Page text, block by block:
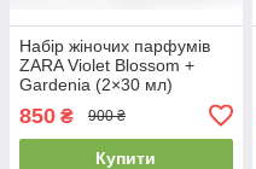
Набір жіночих парфумів
ZARA Violet Blossom +
Gardenia (2×30 мл)
850 ₴ 900 ₴
Купити